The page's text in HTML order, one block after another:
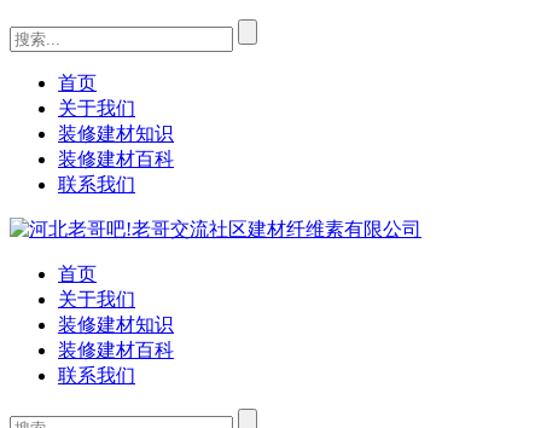
首页
关于我们
装修建材知识
装修建材百科
联系我们
首页
关于我们
装修建材知识
装修建材百科
联系我们